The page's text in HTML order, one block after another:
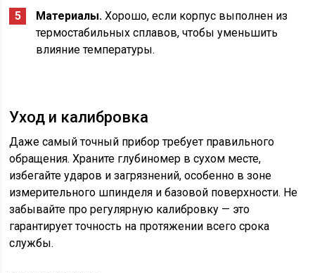
Материалы. Хорошо, если корпус выполнен из
термостабильных сплавов, чтобы уменьшить
влияние температуры.
Уход и калибровка
Даже самый точный прибор требует правильного
обращения. Храните глубиномер в сухом месте,
избегайте ударов и загрязнений, особенно в зоне
измерительного шпинделя и базовой поверхности. Не
забывайте про регулярную калибровку — это
гарантирует точность на протяжении всего срока
службы.